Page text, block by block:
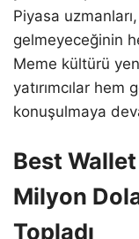
Piyasa
gelmeyeceğinin
Meme kültürü
yatırımcılar hem
konuşulmaya
Best
Milyon
Topladı